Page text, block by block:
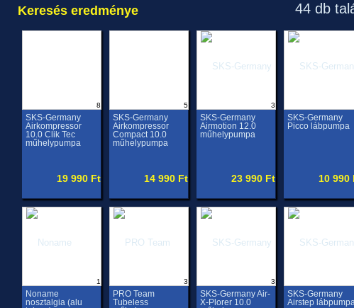
44 db
Keresés eredménye
8
SKS-Germany
Airkompressor
10.0 Clik Tec
műhelypumpa
19 990 Ft
5
SKS-Germany
Airkompressor
Compact 10.0
műhelypumpa
14 990 Ft
3
SKS-Germany
Airmotion 12.0
műhelypumpa
23 990 Ft
SKS-Germany
Picco lábpumpa
10 990
1
Noname
nosztalgia (alu
3
PRO Team
Tubeless
3
SKS-Germany Air-
X-Plorer 10.0
SKS-Germany
Airstep